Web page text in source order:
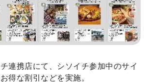
連携店にて、シソイチ参加中のサイ
得な割引などを実施。